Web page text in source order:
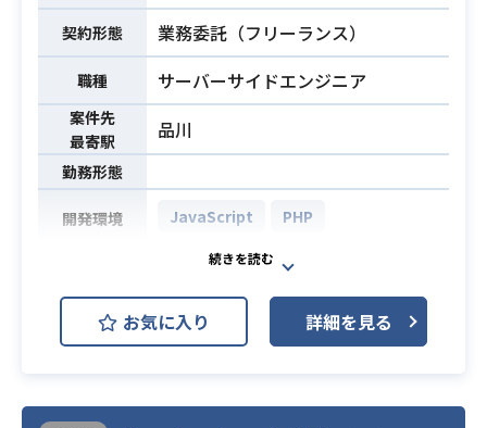
契約形態
業務委託（フリーランス）
職種 サーバーサイドエンジニア
案件先
最寄駅
品川
勤務形態
開発環境 JavaScript PHP
業務内容
ECサイトシステムの開発にサーバー
サイドエンジニアとして携わってい
ただきます。
【案件詳細】
（EC関連）のサーバーサイド領域の
お気に入り 詳細を見る